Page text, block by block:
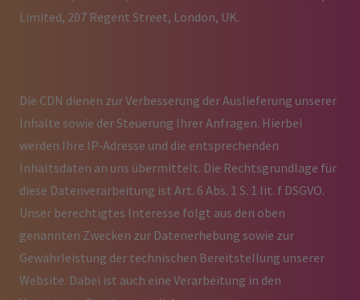
Limited, 207 Regent Street, London, UK.
Die CDN dienen zur Verbesserung der Auslieferung unserer
Inhalte sowie der Steuerung Ihrer Anfragen. Hierbei
werden Ihre IP-Adresse und die entsprechenden
Inhaltsdaten an uns übermittelt. Die Rechtsgrundlage für
diese Datenverarbeitung ist Art. 6 Abs. 1 S. 1 lit. f DSGVO.
Unser berechtigtes Interesse folgt aus den oben
genannten Zwecken zur Datenerhebung sowie zur
Gewährleistung der technischen Bereitstellung unserer
Website. Dabei ist auch eine Verarbeitung in den